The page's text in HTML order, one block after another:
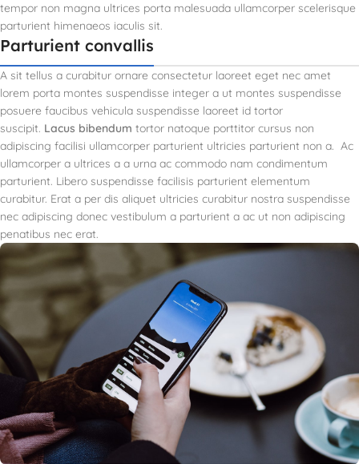
tempor non magna ultrices porta malesuada ullamcorper scelerisque
parturient himenaeos iaculis sit.
Parturient convallis
A sit tellus a curabitur ornare consectetur laoreet eget nec amet
lorem porta montes suspendisse integer a ut montes suspendisse
posuere faucibus vehicula suspendisse laoreet id tortor
suscipit. Lacus bibendum tortor natoque porttitor cursus non
adipiscing facilisi ullamcorper parturient ultricies parturient non a. Ac
ullamcorper a ultrices a a urna ac commodo nam condimentum
parturient. Libero suspendisse facilisis parturient elementum
curabitur. Erat a per dis aliquet ultricies curabitur nostra suspendisse
nec adipiscing donec vestibulum a parturient a ac ut non adipiscing
penatibus nec erat.